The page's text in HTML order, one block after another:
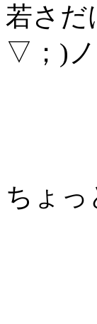
若さだ
▽；)ノ
ちょ